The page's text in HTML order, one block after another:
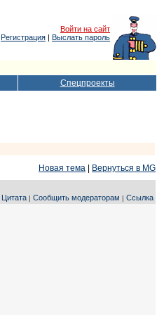
Войти на сайт
Регистрация | Выслать пароль
Спецпроекты
Новая тема
Вернуться в MG
Цитата | Сообщить модераторам | Ссылка